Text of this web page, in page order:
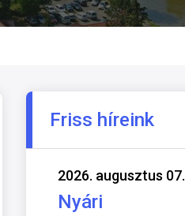
Friss híreink
2026. augusztus 07.
Nyári